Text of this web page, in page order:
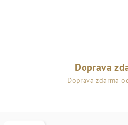
Doprava
Doprava zdarma